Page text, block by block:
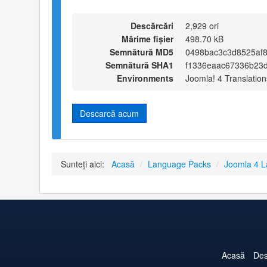
Descărcări
2,929 ori
Mărime fișier
498.70 kB
Semnătură MD5
Semnătură SHA1
Environments
Joomla! 4
Descarcă acum
Sunteți aici: Acasă / Language Packs / Joomla 4
Acasă